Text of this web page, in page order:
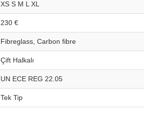
XS S M L XL
230 €
Fibreglass, Carbon fibre
Çift Halkalı
UN ECE REG 22.05
Tek Tip